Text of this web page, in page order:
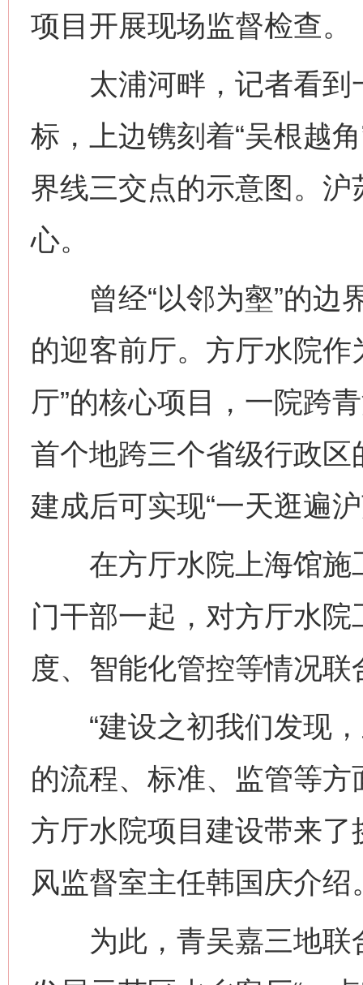
项目开展现场监督检查。
太浦河畔，记者看到
标，上边镌刻着“吴根越
界线三交点的示意图。
心。
曾经“以邻为壑”的边
的迎客前厅。方厅水院
厅”的核心项目，一院跨
首个地跨三个省级行政
建成后可实现“一天逛遍
在方厅水院上海馆施
门干部一起，对方厅水
度、智能化管控等情况
“建设之初我们发现，
的流程、标准、监管等
方厅水院项目建设带来了
风监督室主任韩国庆介绍
为此，青吴嘉三地联